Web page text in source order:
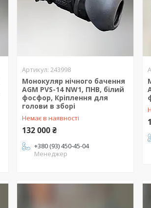
243998
Монокуляр нічного бачення
AGM PVS-14 NW1, ПНВ, білий
фосфор, Кріплення для
голови в зборі
Немає в наявності
132 000 ₴
+380 (93) 450-45-04
Менеджер